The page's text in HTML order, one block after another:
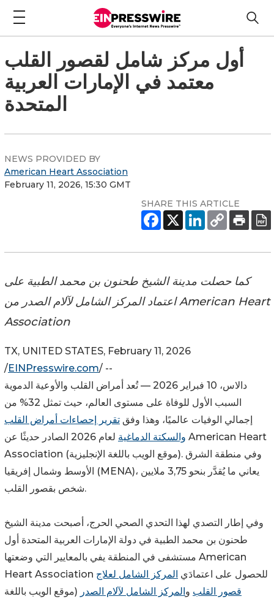
أول مركز شامل لقصور القلب
معتمد في الإمارات العربية
المتحدة
NEWS PROVIDED BY
American Heart Association
February 11, 2026, 15:30 GMT
SHARE THIS ARTICLE
كما حصلت مدينة الشيخ طحنون بن محمد الطبية على
اعتماد المركز الشامل لآلام الصدر من American Heart
Association
TX, UNITED STATES, February 11, 2026
/EINPresswire.com/ --
دالاس، 10 فبراير 2026 — تُعد أمراض القلب والأوعية الدموية
السبب الأول للوفاة على مستوى العالم، حيث تمثل 32% من
إجمالي الوفيات عالميًا، وهذا وفق تقرير إحصاءات أمراض القلب
والسكتة الدماغية
لعام 2026 الصادر حديثًا عن American Heart
Association (موقع الويب باللغة الإنجليزية). وفي منطقة الشرق
الأوسط وشمال إفريقيا (MENA)، يعاني ما يُقدَّر بنحو 3,75 ملايين
شخص بقصور القلب.
وفي إطار التصدي لهذا التحدي الصحي الحرج، أصبحت مدينة الشيخ
طحنون بن محمد الطبية في دولة الإمارات العربية المتحدة أول
مستشفى في المنطقة يفي بالمعايير التي وضعتها American
Heart Association للحصول على اعتمادَي المركز الشامل لعلاج
قصور القلب و المركز الشامل لآلام الصدر (موقع الويب باللغة